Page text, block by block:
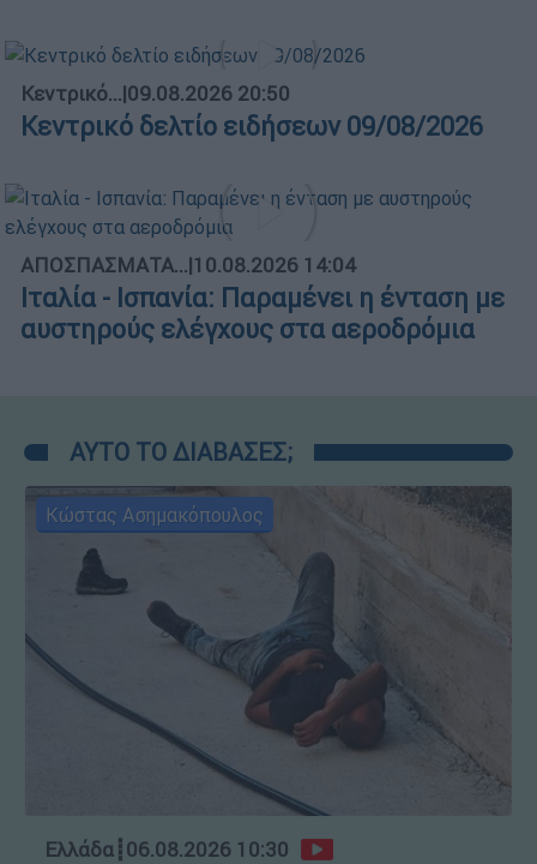
Κεντρικό...|09.08.2026 20:50
Κεντρικό δελτίο ειδήσεων 09/08/2026
ΑΠΟΣΠΑΣΜΑΤΑ...|10.08.2026 14:04
Ιταλία - Ισπανία: Παραμένει η ένταση με
αυστηρούς ελέγχους στα αεροδρόμια
ΑΥΤΟ ΤΟ ΔΙΑΒΑΣΕΣ;
Κώστας Ασημακόπουλος
Ελλάδα┋06.08.2026 10:30